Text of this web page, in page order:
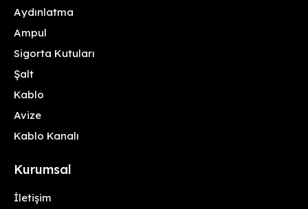
Aydınlatma
Ampul
Sigorta Kutuları
Şalt
Kablo
Avize
Kablo Kanalı
Kurumsal
İletişim